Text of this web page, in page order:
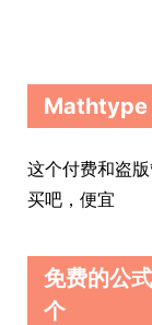
Mathtype
这个付费和盗
买吧，便宜
免费的公
个